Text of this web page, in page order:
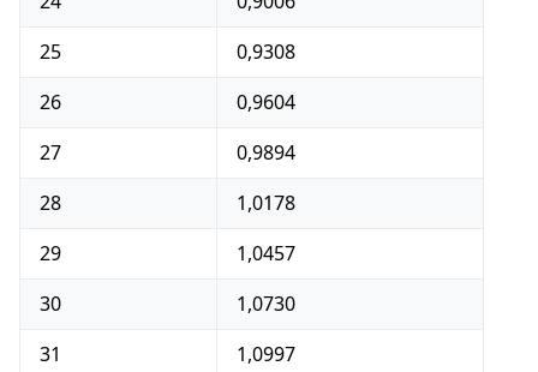
25
0,9308
26
0,9604
27
0,9894
28
1,0178
29
1,0457
30
1,0730
31
1,0997